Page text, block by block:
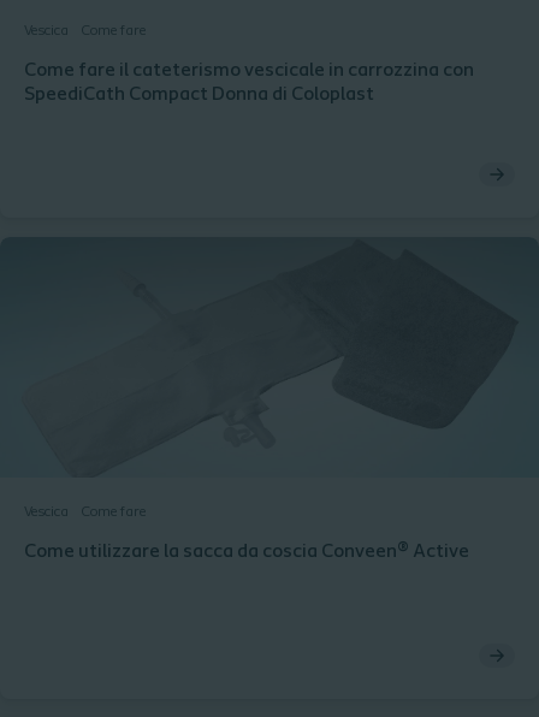
Vescica Come fare
Come fare il cateterismo vescicale in carrozzina con
SpeediCath Compact Donna di Coloplast
Vescica Come fare
Come utilizzare la sacca da coscia Conveen® Active